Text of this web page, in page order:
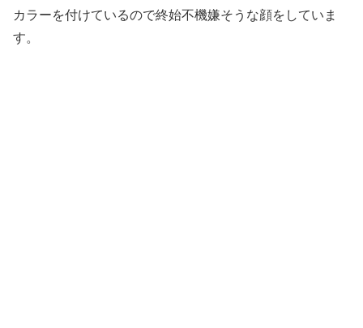
カラーを付けているので終始不機嫌そうな顔をしていま
す。